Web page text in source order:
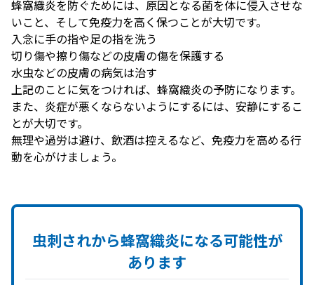
蜂窩織炎を防ぐためには、原因となる菌を体に侵入させな
いこと、そして免疫力を高く保つことが大切です。
入念に手の指や足の指を洗う
切り傷や擦り傷などの皮膚の傷を保護する
水虫などの皮膚の病気は治す
上記のことに気をつければ、蜂窩織炎の予防になります。
また、炎症が悪くならないようにするには、安静にするこ
とが大切です。
無理や過労は避け、飲酒は控えるなど、免疫力を高める行
動を心がけましょう。
虫刺されから蜂窩織炎になる可能性が
あります